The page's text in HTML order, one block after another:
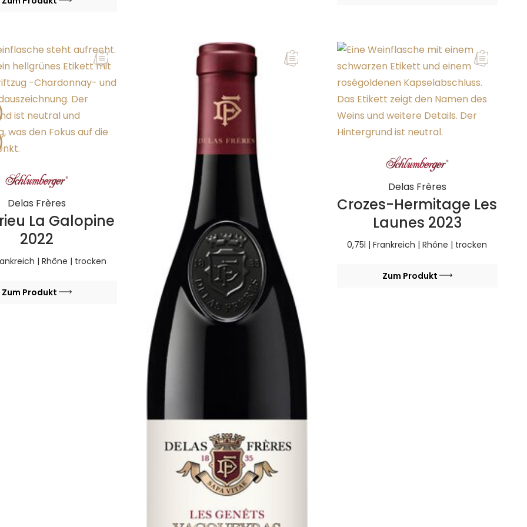
Delas Frères
La Galopine
2022
| Rhône | trocken
Zum Produkt
Delas Frères
Crozes-Hermitage Les
Launes 2023
0,75l | Frankreich | Rhône | trocken
Zum Produkt